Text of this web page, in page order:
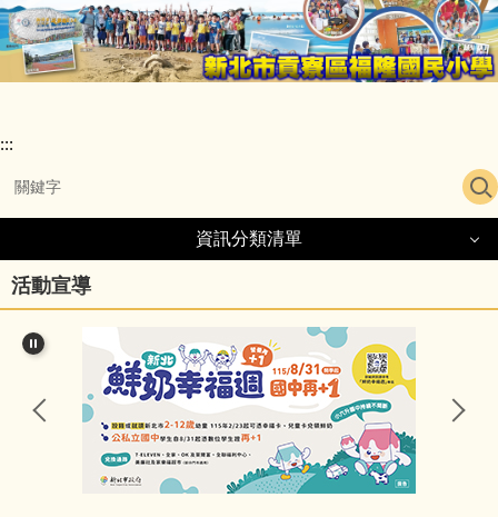
跳
到
主
容
:::
資訊分類清單
認識福隆國小
福隆願景
行政團隊
學校位置
活動宣導